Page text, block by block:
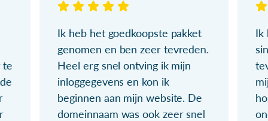
te
Ik heb het goedkoopste pakket
genomen en ben zeer tevreden.
Heel erg snel ontving ik mijn
inloggegevens en kon ik
beginnen aan mijn website. De
domeinnaam was ook zeer snel
Ik